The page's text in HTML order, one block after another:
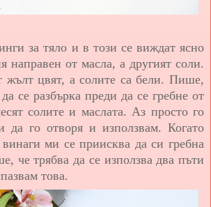
за тяло и в този се виждат ясно
направен от масла, а другият соли.
жълт цвят, а солите са бели. Пише,
се разбърка преди да се гребне от
солите и маслата. Аз просто го
да го отворя и използвам. Когато
ми се приисква да си гребна
че трябва да се използва два пъти
това.